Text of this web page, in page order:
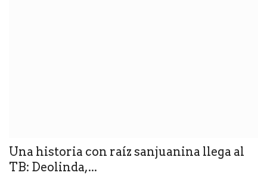
Una historia con raíz sanjuanina llega al
TB: Deolinda,...